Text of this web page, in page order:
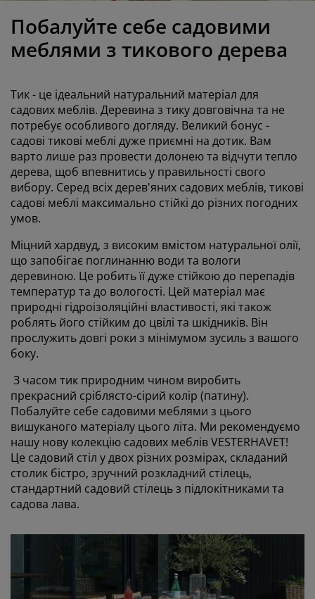
подіуми
матраци
ліжка
та аксесуари
ліхтарі
товари
для прання
Побалуйте себе садовими
меблями з тикового дерева
Тик - це ідеальний натуральний матеріал для
садових меблів. Деревина з тику довговічна та не
потребує особливого догляду. Великий бонус -
садові тикові меблі дуже приємні на дотик. Вам
варто лише раз провести долонею та відчути тепло
дерева, щоб впевнитись у правильності свого
вибору. Серед всіх дерев'яних садових меблів, тикові
садові меблі максимально стійкі до різних погодних
умов.
Міцний хардвуд, з високим вмістом натуральної олії,
що запобігає поглинанню води та вологи
деревиною. Це робить її дуже стійкою до перепадів
температур та до вологості. Цей матеріал має
природні гідроізоляційні властивості, які також
роблять його стійким до цвілі та шкідників. Він
прослужить довгі роки з мінімумом зусиль з вашого
боку.
З часом тик природним чином виробить
прекрасний сріблясто-сірий колір (патину).
Побалуйте себе садовими меблями з цього
вишуканого матеріалу цього літа. Ми рекомендуємо
нашу нову колекцію садових меблів VESTERHAVET!
Це садовий стіл у двох різних розмірах, складаний
столик бістро, зручний розкладний стілець,
стандартний садовий стілець з підлокітниками та
садова лава.